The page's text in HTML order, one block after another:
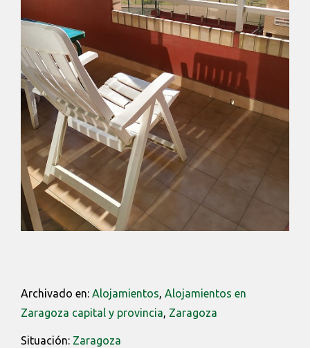
Archivado en: Alojamientos, Alojamientos en
Zaragoza capital y provincia, Zaragoza
Situación: Zaragoza